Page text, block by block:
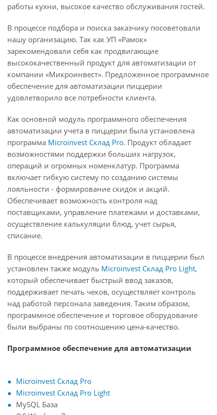
работы кухни, высокое качество обслуживания гостей.
В процессе подбора и поиска заказчику посоветовали
нашу организацию. Так как УП «Рамок»
зарекомендовали себя как продвигающие
высококачественный продукт для автоматизации от
компании «Микроинвест». Предложенное программное
обеспечение для автоматизации пиццерии
удовлетворило все потребности клиента.
Как основной модуль программного обеспечения
автоматизации учета в пиццерии была установлена
программа Microinvest Склад Pro. Продукт обладает
возможностями поддержки больших нагрузок,
операций и огромных номенклатур. Программа
включает гибкую систему по созданию системы
лояльности - формирование скидок и акций.
Обеспечивает возможность контроля над
поставщиками, управление платежами и доставками,
осуществление калькуляции блюд, учет сырья,
списание.
В процессе внедрения автоматизации в пиццерии был
установлен также модуль Microinvest Склад Pro Light,
который обеспечивает быстрый ввод заказов,
поддерживает печать чеков, осуществляет контроль
над работой персонала заведения. Таким образом,
программное обеспечение и торговое оборудование
были выбраны по соотношению цена-качество.
Программное обеспечение для автоматизации
Microinvest Склад Pro
Microinvest Склад Pro Light
MySQL База